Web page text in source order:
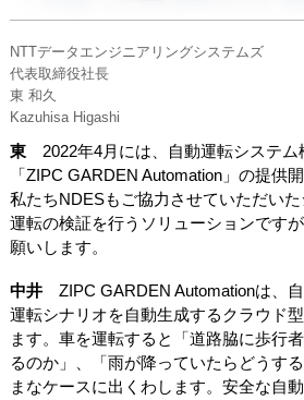
NTTデータエンジニアリングシステムズ
代表取締役社長
東 和久
Kazuhisa Higashi
東2022年4月には、自動運転システム
「ZIPC GARDEN Automation」の提供
私たちNDESもご協力させていただい
運転の検証を行うソリューションです
願いします。
中井ZIPC GARDEN Automationは、
運転シナリオを自動生成するクラウド
ます。車を運転すると「道路脇に歩行
るのか」、「雨が降っていたらどうす
まなケースに出くわします。安全な自